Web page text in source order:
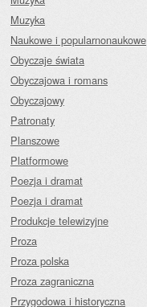
Muzyka
Naukowe i popularnonaukowe
Obyczaje świata
Obyczajowa i romans
Obyczajowy
Patronaty
Planszowe
Platformowe
Poezja i dramat
Poezja i dramat
Produkcje telewizyjne
Proza
Proza polska
Proza zagraniczna
Przygodowa i historyczna